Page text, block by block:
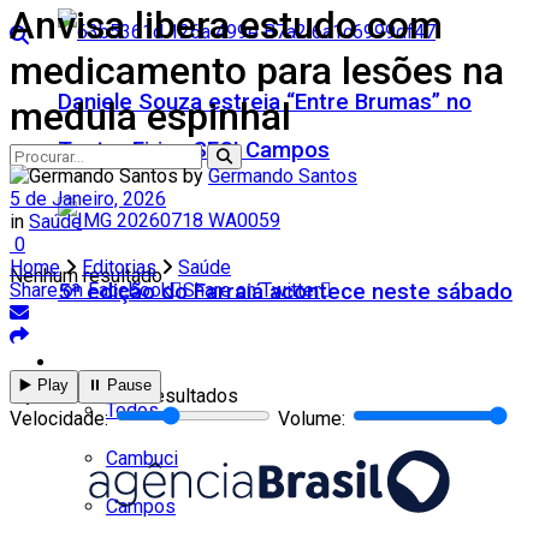
Daniele Souza estreia “Entre Brumas” no
Teatro Firjan SESI Campos
5ª edição do Farraiá acontece neste sábado
Todos
Cambuci
Campos
Nenhum resultado
Ver todos os resultados
Anvisa libera estudo com
medicamento para lesões na
medula espinhal
by Germando Santos
5 de Janeiro, 2026
in Saúde
0
Home
Editorias
Saúde
Share on Facebook Share on Twitter
▶️ Play ⏸️ Pause
Velocidade: Volume: